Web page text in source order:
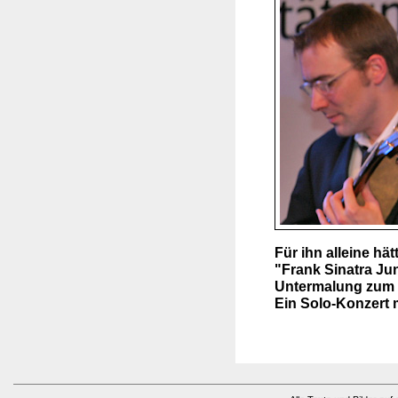
Für ihn alleine
"Frank Sinatra
Untermalung
Ein Solo-Konzert